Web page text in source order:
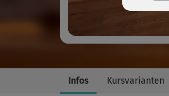
Infos Kursvarianten